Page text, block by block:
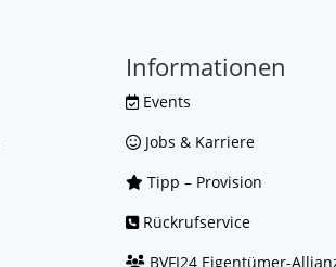
Informationen
Events
Jobs & Karriere
Tipp – Provision
Rückrufservice
BVFI24 Eigentümer-